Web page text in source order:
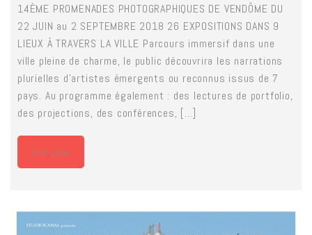
14ÈME PROMENADES PHOTOGRAPHIQUES DE VENDÔME DU
22 JUIN au 2 SEPTEMBRE 2018 26 EXPOSITIONS DANS 9
LIEUX À TRAVERS LA VILLE Parcours immersif dans une
ville pleine de charme, le public découvrira les narrations
plurielles d’artistes émergents ou reconnus issus de 7
pays. Au programme également : des lectures de portfolio,
des projections, des conférences, [...]
Lire plus